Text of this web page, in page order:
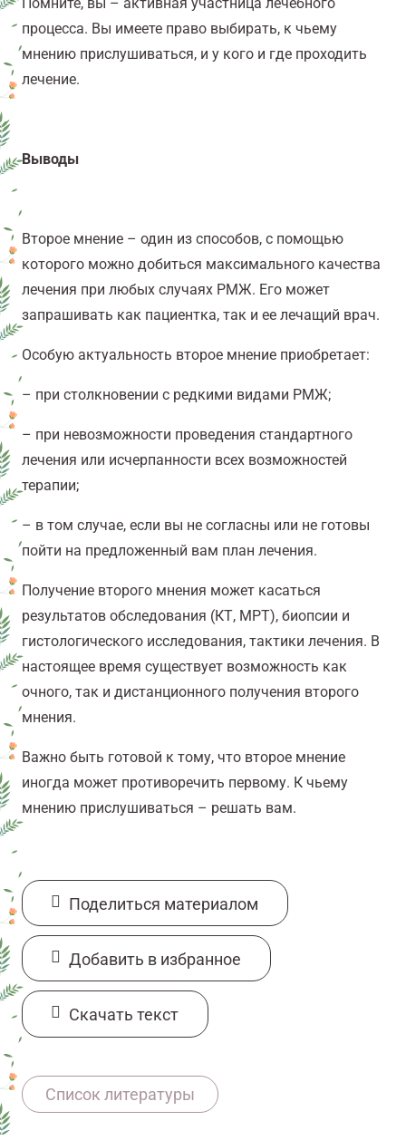
процесса. Вы имеете право выбирать, к чьему
мнению прислушиваться, и у кого и где проходить
лечение.
Выводы
Второе мнение – один из способов, с помощью
которого можно добиться максимального качества
лечения при любых случаях РМЖ. Его может
запрашивать как пациентка, так и ее лечащий врач.
Особую актуальность второе мнение приобретает:
– при столкновении с редкими видами РМЖ;
– при невозможности проведения стандартного
лечения или исчерпанности всех возможностей
терапии;
– в том случае, если вы не согласны или не готовы
пойти на предложенный вам план лечения.
Получение второго мнения может касаться
результатов обследования (КТ, МРТ), биопсии и
гистологического исследования, тактики лечения. В
настоящее время существует возможность как
очного, так и дистанционного получения второго
мнения.
Важно быть готовой к тому, что второе мнение
иногда может противоречить первому. К чьему
мнению прислушиваться – решать вам.
Поделиться материалом
Добавить в избранное
Cкачать текст
Hillen MA, Medendorp NM, Daams JG,
Smets EMA. Patient-Driven Second Opinions
Список литературы